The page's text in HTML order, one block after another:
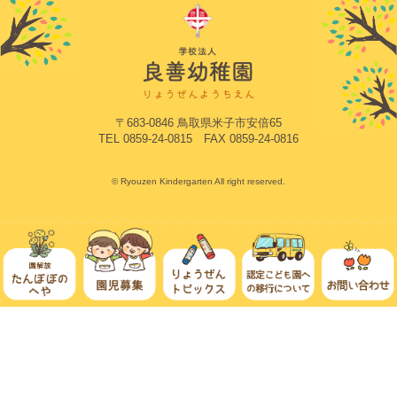
〒683-0846 鳥取県米子市安倍65
TEL 0859-24-0815 FAX 0859-24-0816
© Ryouzen Kindergarten All right reserved.